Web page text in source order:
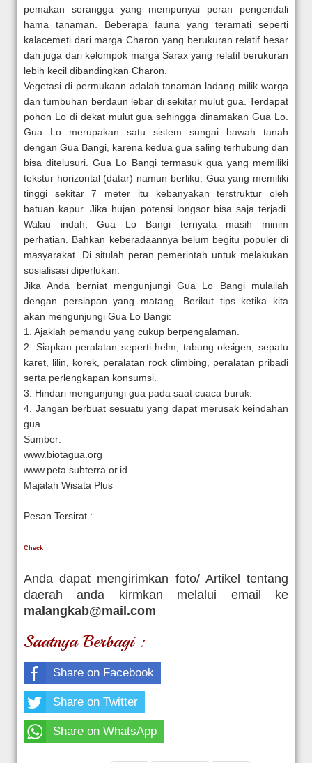
pemakan serangga yang mempunyai peran pengendali
hama tanaman. Beberapa fauna yang teramati seperti
kalacemeti dari marga Charon yang berukuran relatif besar
dan juga dari kelompok marga Sarax yang relatif berukuran
lebih kecil dibandingkan Charon.
Vegetasi di permukaan adalah tanaman ladang milik warga
dan tumbuhan berdaun lebar di sekitar mulut gua. Terdapat
pohon Lo di dekat mulut gua sehingga dinamakan Gua Lo.
Gua Lo merupakan satu sistem sungai bawah tanah
dengan Gua Bangi, karena kedua gua saling terhubung dan
bisa ditelusuri. Gua Lo Bangi termasuk gua yang memiliki
tekstur horizontal (datar) namun berliku. Gua yang memiliki
tinggi sekitar 7 meter itu kebanyakan terstruktur oleh
batuan kapur. Jika hujan potensi longsor bisa saja terjadi.
Walau indah, Gua Lo Bangi ternyata masih minim
perhatian. Bahkan keberadaannya belum begitu populer di
masyarakat. Di situlah peran pemerintah untuk melakukan
sosialisasi diperlukan.
Jika Anda berniat mengunjungi Gua Lo Bangi mulailah
dengan persiapan yang matang. Berikut tips ketika kita
akan mengunjungi Gua Lo Bangi:
1. Ajaklah pemandu yang cukup berpengalaman.
2. Siapkan peralatan seperti helm, tabung oksigen, sepatu
karet, lilin, korek, peralatan rock climbing, peralatan pribadi
serta perlengkapan konsumsi.
3. Hindari mengunjungi gua pada saat cuaca buruk.
4. Jangan berbuat sesuatu yang dapat merusak keindahan
gua.
Sumber:
www.biotagua.org
www.peta.subterra.or.id
Majalah Wisata Plus
Pesan Tersirat :
Check
Anda dapat mengirimkan foto/ Artikel tentang
daerah anda kirmkan melalui email ke
malangkab@mail.com
Saatnya Berbagi :
Share on Facebook
Share on Twitter
Share on WhatsApp